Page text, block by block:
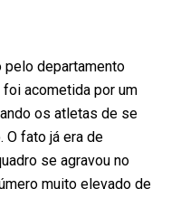
pelo departamento
acometida por um
os atletas de se
O fato já era de
se agravou no
muito elevado de